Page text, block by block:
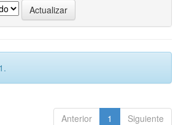
Anterior 1 Siguiente